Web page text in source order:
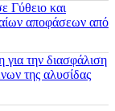
Γύθειο και
αποφάσεων από
την διασφάλιση
της αλυσίδας